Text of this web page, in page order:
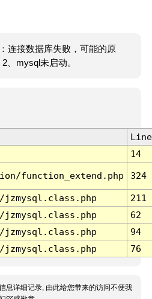
连接数据库失败，可能的原
、mysql未启动。
Line
14
function_extend.php 324
211
62
94
76
息详细记录, 由此给您带来的访问不便我